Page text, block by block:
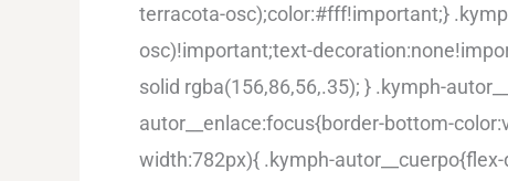
terracota-osc);color:#fff!important;}
osc)!important;text-
solid rgba(156,86,56,.35); } .kymph-
autor__enlace:focus{border-bottom-
width:782px){ .kymph-